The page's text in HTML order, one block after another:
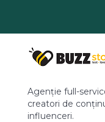
Agenție full-
creatori de
influenceri.